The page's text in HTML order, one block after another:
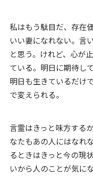
私はもう駄目だ、存在
いい妻になれない。言
と思う。けれど、心が
ている。明日に期待し
明日も生きているだけ
で変えられる。
言霊はきっと味方する
なたもあの人にはなれ
るときはきっと今の現
いから人のことが気に